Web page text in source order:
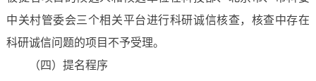
中关村管委会三个相关平台进行科研诚信核查，核查中存在
科研诚信问题的项目不予受理。
（四）提名程序